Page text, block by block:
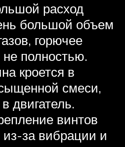
расход
большой объем
горючее
не полностью.
кроется в
смеси,
двигатель.
винтов
из-за вибрации и